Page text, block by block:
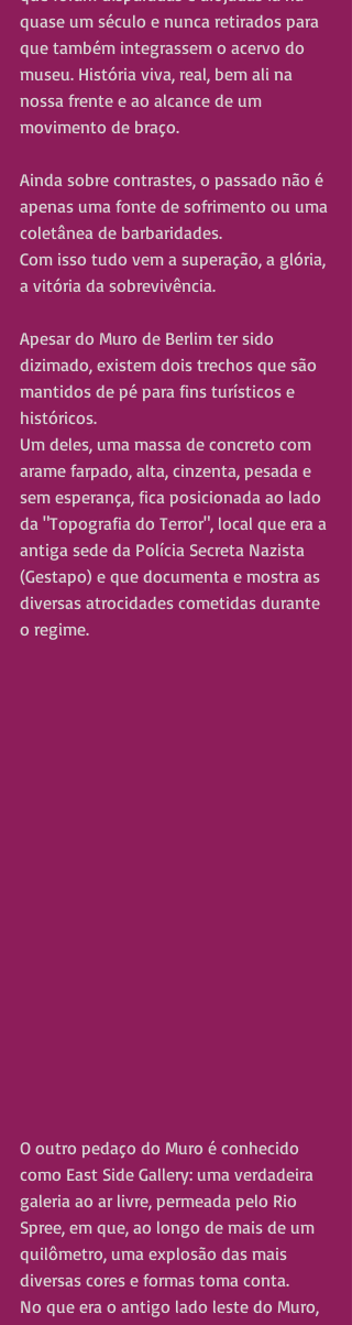
quase um século e nunca retirados para
que também integrassem o acervo do
museu. História viva, real, bem ali na
nossa frente e ao alcance de um
movimento de braço.
Ainda sobre contrastes, o passado não é
apenas uma fonte de sofrimento ou uma
coletânea de barbaridades.
Com isso tudo vem a superação, a glória,
a vitória da sobrevivência.
Apesar do Muro de Berlim ter sido
dizimado, existem dois trechos que são
mantidos de pé para fins turísticos e
históricos.
Um deles, uma massa de concreto com
arame farpado, alta, cinzenta, pesada e
sem esperança, fica posicionada ao lado
da "Topografia do Terror", local que era a
antiga sede da Polícia Secreta Nazista
(Gestapo) e que documenta e mostra as
diversas atrocidades cometidas durante
o regime.
O outro pedaço do Muro é conhecido
como East Side Gallery: uma verdadeira
galeria ao ar livre, permeada pelo Rio
Spree, em que, ao longo de mais de um
quilômetro, uma explosão das mais
diversas cores e formas toma conta.
No que era o antigo lado leste do Muro,